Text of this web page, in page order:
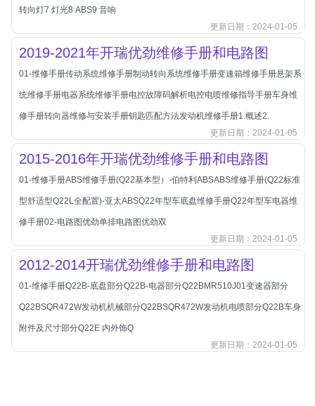
奔腾
奔腾
奔驰
宝沃
宝骏
宝骏
宾利
本田
本田-广州本田
本田-海外本田
标致
标致
标致-进口
转向灯7 灯光8 ABS9 音响
更新日期：2024-01-05
2019-2021年开瑞优劲维修手册和电路图
01-维修手册传动系统维修手册制动转向系统维修手册变速箱维修手册悬架系
统维修手册电器系统维修手册电控故障码解析电控电喷维修指导手册车身维
修手册转向器维修与安装手册钥匙匹配方法发动机维修手册1.概述2.
更新日期：2024-01-05
2015-2016年开瑞优劲维修手册和电路图
01-维修手册ABS维修手册(Q22基本型）-伯特利ABSABS维修手册(Q22标准
型舒适型Q22L全配置)-亚太ABSQ22年型车底盘维修手册Q22年型车电器维
修手册02-电路图优劲单排电路图优劲双
更新日期：2024-01-05
2012-2014开瑞优劲维修手册和电路图
01-维修手册Q22B-底盘部分Q22B-电器部分Q22BMR510J01变速器部分
Q22BSQR472W发动机机械部分Q22BSQR472W发动机电喷部分Q22B车身
附件及尺寸部分Q22E 内外饰Q
更新日期：2024-01-05